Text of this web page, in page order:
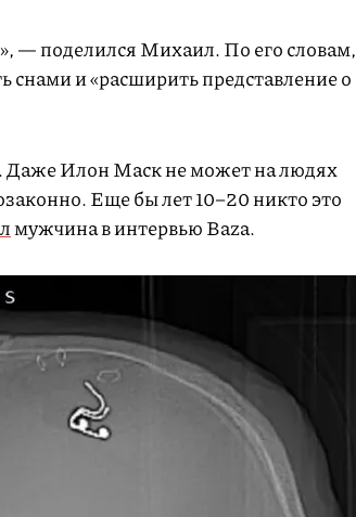
— поделился Михаил. По его словам,
снами и «расширить представление о
Даже Илон Маск не может на людях
Еще бы лет 10–20 никто это
мужчина в интервью Baza.